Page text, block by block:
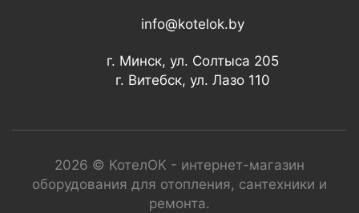
info@kotelok.by
г. Минск, ул. Солтыса 205
г. Витебск, ул. Лазо 110
2026 © КотелОК - интернет-магазин
оборудования для отопления, сантехники и
ремонта.